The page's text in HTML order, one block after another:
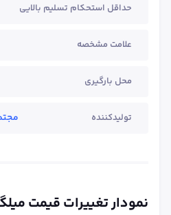
حداقل استحکام تسلیم بالایی
علامت مشخصه
محل بارگیری
تولیدکننده
نمودار تغییرات قیمت میلگرد ۱۴ خلیج